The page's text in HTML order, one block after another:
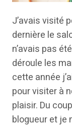
J’avais visité
dernière le
n’avais pas
déroule les
cette année
pour visiter à
plaisir. Du
blogueur et je